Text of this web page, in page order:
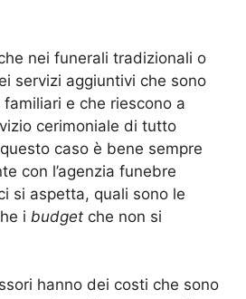
nei funerali tradizionali o
servizi aggiuntivi che sono
e che riescono a
cerimoniale di tutto
caso è bene sempre
con l’agenzia funebre
si aspetta, quali sono le
i budget che non si
hanno dei costi che sono